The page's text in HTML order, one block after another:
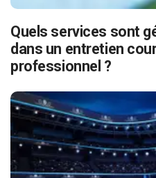
Quels services sont
dans un entretien
professionnel ?